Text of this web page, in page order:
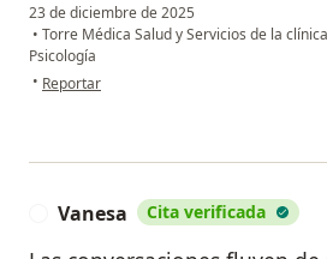
23 de diciembre de 2025
• Torre Médica Salud y Servicios de la
Psicología
• en opinión del usuario Carlos
Reportar
Vanesa Cita verificada